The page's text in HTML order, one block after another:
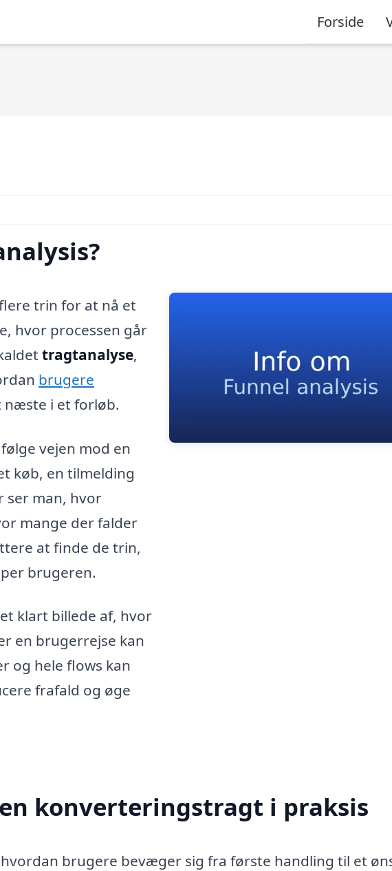
Forside
trin for at nå et
hvor processen går
tragtanalyse,
brugere
i et forløb.
vejen mod en
køb, en tilmelding
ser man, hvor
mange der falder
at finde de trin,
brugeren.
klart billede af, hvor
en brugerrejse kan
og hele flows kan
frafald og øge
konverteringstragt i praksis
hvordan brugere bevæger sig fra første handling til et